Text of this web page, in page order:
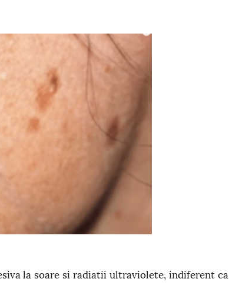
la soare si radiatii ultraviolete, indiferent ca